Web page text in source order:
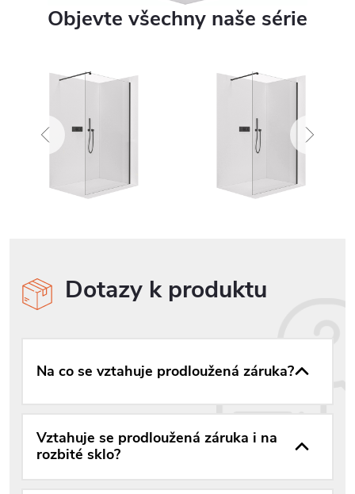
Objevte všechny naše série
Dotazy k produktu
Na co se vztahuje prodloužená záruka?
Vztahuje se prodloužená záruka i na
rozbité sklo?